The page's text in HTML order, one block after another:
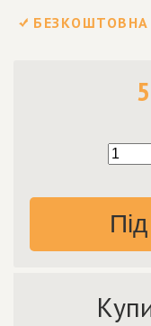
БЕЗКОШТОВНА